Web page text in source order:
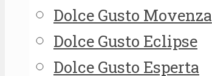
Dolce Gusto Movenza
Dolce Gusto Eclipse
Dolce Gusto Esperta